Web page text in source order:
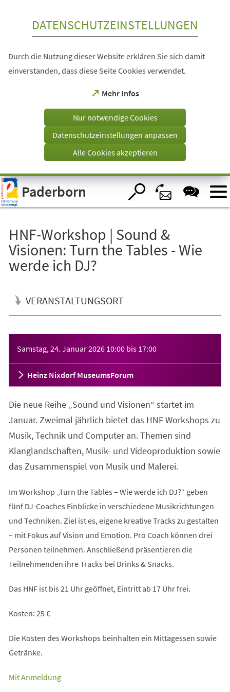
Visuelle
Assistenzsoftware
öffnen.
DATENSCHUTZEINSTELLUNGEN
Durch die Nutzung dieser Website erklären Sie sich damit
einverstanden, dass diese Seite Cookies verwendet.
Mehr Infos
(Öffnet
einem
Tab)
Nur notwendige Cookies
Datenschutzeinstellungen anpassen
Alle Cookies akzeptieren
Paderborn
HNF-Workshop | Sound &
Visionen: Turn the Tables - Wie
werde ich DJ?
VERANSTALTUNGSORT
Samstag, 24. Januar 2026 10:00 bis 17:00
Heinz Nixdorf MuseumsForum
Die neue Reihe „Sound und Visionen“ startet im
Januar. Zweimal jährlich bietet das HNF Workshops zu
Musik, Technik und Computer an. Themen sind
Klanglandschaften, Musik- und Videoproduktion sowie
das Zusammenspiel von Musik und Malerei.
Im Workshop „Turn the Tables – Wie werde ich DJ?“ geben
fünf DJ-Coaches Einblicke in verschiedene Musikrichtungen
und Techniken. Ziel ist es, eigene kreative Tracks zu gestalten
– mit Fokus auf Vision und Emotion. Pro Coach können drei
Personen teilnehmen. Anschließend präsentieren die
Teilnehmenden ihre Tracks bei Drinks & Snacks.
Das HNF ist bis 21 Uhr geöffnet, Eintritt ab 17 Uhr frei.
Kosten: 25 €
Die Kosten des Workshops beinhalten ein Mittagessen sowie
Getränke.
Mit Anmeldung
(Öffnet